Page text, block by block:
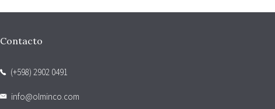
Contacto
(+598) 2902 0491
info@olminco.com